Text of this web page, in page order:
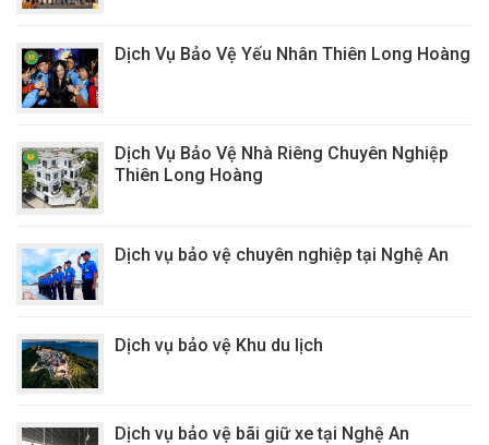
Dịch Vụ Bảo Vệ Yếu Nhân Thiên Long Hoàng
Dịch Vụ Bảo Vệ Nhà Riêng Chuyên Nghiệp
Thiên Long Hoàng
Dịch vụ bảo vệ chuyên nghiệp tại Nghệ An
Dịch vụ bảo vệ Khu du lịch
Dịch vụ bảo vệ bãi giữ xe tại Nghệ An